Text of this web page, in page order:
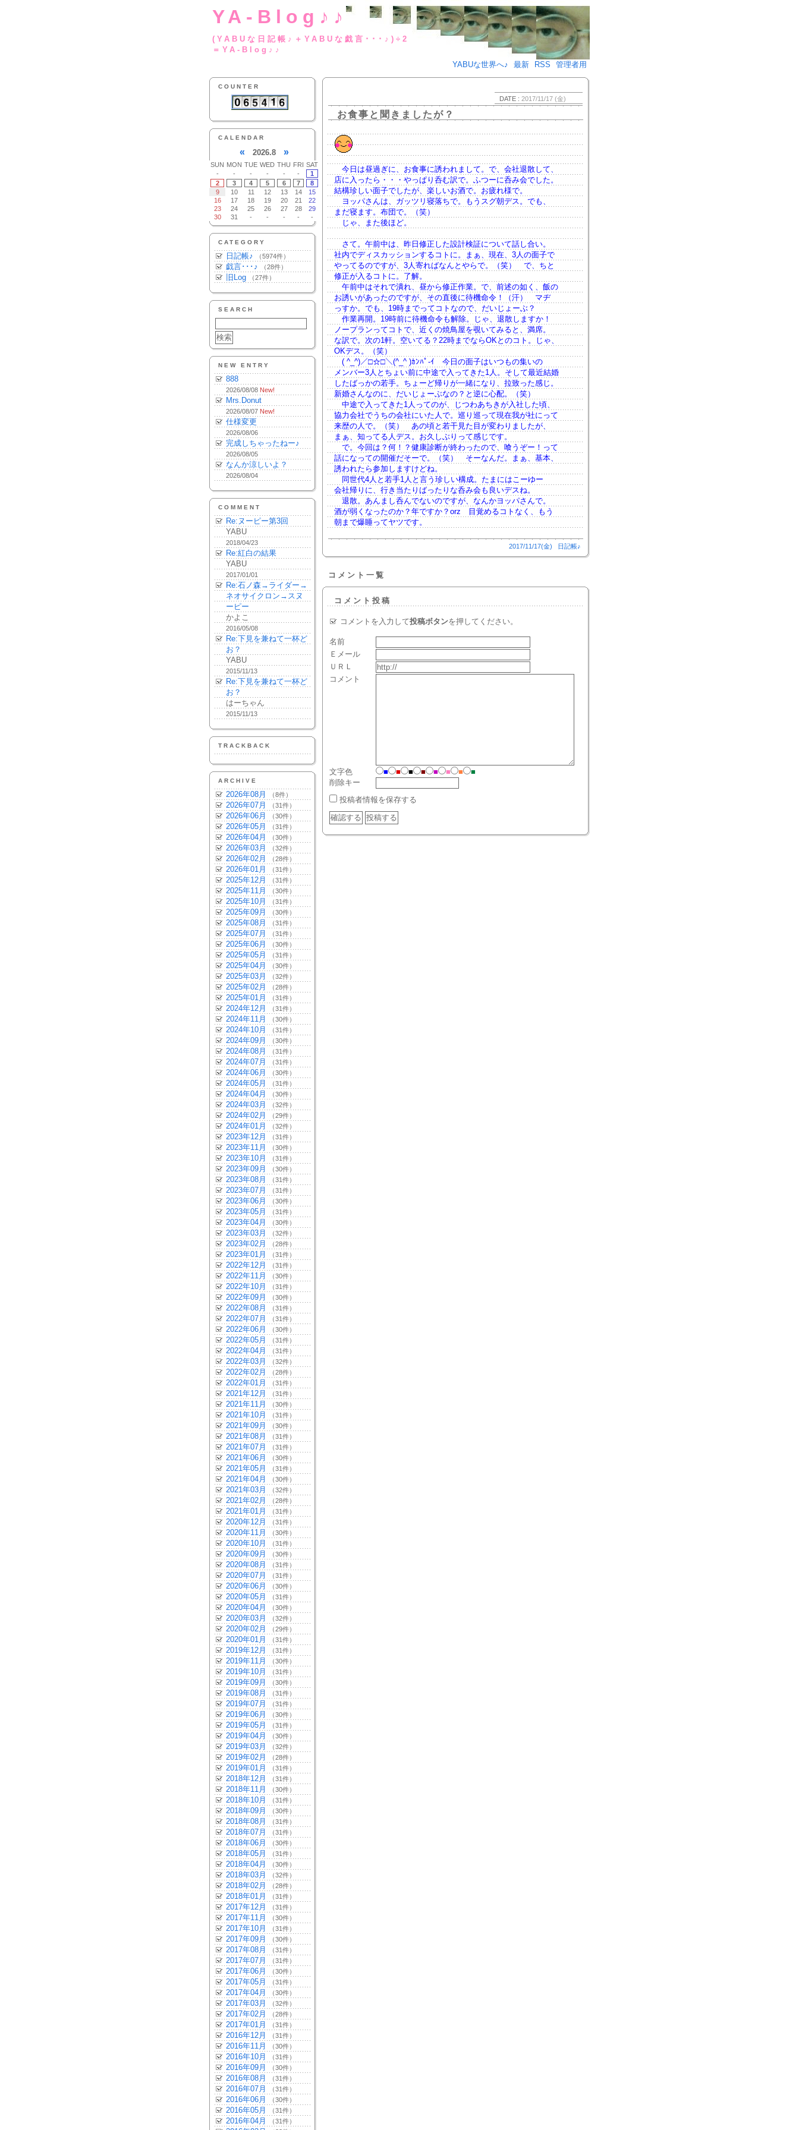
YA-Blog♪♪
(YABUな日記帳♪＋YABUな戯言･･･♪)÷2
＝YA-Blog♪♪
YABUな世界へ♪
最新 RSS 管理者用
COUNTER
CALENDAR
« 2026.8 »
SUN MON TUE WED THU FRI SAT
-
- - - - -
1
2
3 4 5 6 7
8
9
10 11 12 13 14
15
16
17 18 19 20 21
22
23
24 25 26 27 28
29
30
31 - - - - -
CATEGORY
日記帳♪ （5974件）
戯言･･･♪ （28件）
旧Log （27件）
SEARCH
NEW ENTRY
888
2026/08/08 New!
Mrs.Donut
2026/08/07 New!
仕様変更
2026/08/06
完成しちゃったねー♪
2026/08/05
なんか涼しいよ？
2026/08/04
COMMENT
Re:ヌーピー第3回
YABU
2018/04/23
Re:紅白の結果
YABU
2017/01/01
Re:石ノ森→ライダー→
ネオサイクロン→スヌ
ーピー
かよこ
2016/05/08
Re:下見を兼ねて一杯ど
お？
YABU
2015/11/13
Re:下見を兼ねて一杯ど
お？
はーちゃん
2015/11/13
TRACKBACK
ARCHIVE
2026年08月 （8件）
2026年07月 （31件）
2026年06月 （30件）
2026年05月 （31件）
2026年04月 （30件）
2026年03月 （32件）
2026年02月 （28件）
2026年01月 （31件）
2025年12月 （31件）
2025年11月 （30件）
2025年10月 （31件）
2025年09月 （30件）
2025年08月 （31件）
2025年07月 （31件）
2025年06月 （30件）
2025年05月 （31件）
2025年04月 （30件）
2025年03月 （32件）
2025年02月 （28件）
2025年01月 （31件）
2024年12月 （31件）
2024年11月 （30件）
2024年10月 （31件）
2024年09月 （30件）
2024年08月 （31件）
2024年07月 （31件）
2024年06月 （30件）
2024年05月 （31件）
2024年04月 （30件）
2024年03月 （32件）
2024年02月 （29件）
2024年01月 （32件）
2023年12月 （31件）
2023年11月 （30件）
2023年10月 （31件）
2023年09月 （30件）
2023年08月 （31件）
2023年07月 （31件）
2023年06月 （30件）
2023年05月 （31件）
2023年04月 （30件）
2023年03月 （32件）
2023年02月 （28件）
2023年01月 （31件）
2022年12月 （31件）
2022年11月 （30件）
2022年10月 （31件）
2022年09月 （30件）
2022年08月 （31件）
2022年07月 （31件）
2022年06月 （30件）
2022年05月 （31件）
2022年04月 （31件）
2022年03月 （32件）
2022年02月 （28件）
2022年01月 （31件）
2021年12月 （31件）
2021年11月 （30件）
2021年10月 （31件）
2021年09月 （30件）
2021年08月 （31件）
2021年07月 （31件）
2021年06月 （30件）
2021年05月 （31件）
2021年04月 （30件）
2021年03月 （32件）
2021年02月 （28件）
2021年01月 （31件）
2020年12月 （31件）
2020年11月 （30件）
2020年10月 （31件）
2020年09月 （30件）
2020年08月 （31件）
2020年07月 （31件）
2020年06月 （30件）
2020年05月 （31件）
2020年04月 （30件）
2020年03月 （32件）
2020年02月 （29件）
2020年01月 （31件）
2019年12月 （31件）
2019年11月 （30件）
2019年10月 （31件）
2019年09月 （30件）
2019年08月 （31件）
2019年07月 （31件）
2019年06月 （30件）
2019年05月 （31件）
2019年04月 （30件）
2019年03月 （32件）
2019年02月 （28件）
2019年01月 （31件）
2018年12月 （31件）
2018年11月 （30件）
2018年10月 （31件）
2018年09月 （30件）
2018年08月 （31件）
2018年07月 （31件）
2018年06月 （30件）
2018年05月 （31件）
2018年04月 （30件）
2018年03月 （32件）
2018年02月 （28件）
2018年01月 （31件）
2017年12月 （31件）
2017年11月 （30件）
2017年10月 （31件）
2017年09月 （30件）
2017年08月 （31件）
2017年07月 （31件）
2017年06月 （30件）
2017年05月 （31件）
2017年04月 （30件）
2017年03月 （32件）
2017年02月 （28件）
2017年01月 （31件）
2016年12月 （31件）
2016年11月 （30件）
2016年10月 （31件）
2016年09月 （30件）
2016年08月 （31件）
2016年07月 （31件）
2016年06月 （30件）
2016年05月 （31件）
2016年04月 （31件）
DATE : 2017/11/17 (金)
お食事と聞きましたが？
今日は昼過ぎに、お食事に誘われまして。で、会社退散して、
店に入ったら・・・やっぱり呑む訳で。ふつーに呑み会でした。
結構珍しい面子でしたが、楽しいお酒で。お疲れ様で。
ヨッパさんは、ガッツリ寝落ちで。もうスグ朝デス。でも、
まだ寝ます。布団で。（笑）
じゃ、また後ほど。
さて。午前中は、昨日修正した設計検証について話し合い。
社内でディスカッションするコトに。まぁ、現在、3人の面子で
やってるのですが、3人寄ればなんとやらで。（笑） で、ちと
修正が入るコトに。了解。
午前中はそれで潰れ、昼から修正作業。で、前述の如く、飯の
お誘いがあったのですが、その直後に待機命令！（汗） マヂ
っすか。でも、19時までってコトなので、だいじょーぶ？
作業再開。19時前に待機命令も解除。じゃ、退散しますか！
ノープランってコトで、近くの焼鳥屋を覗いてみると、満席。
な訳で。次の1軒。空いてる？22時までならOKとのコト。じゃ、
OKデス。（笑）
( ^_^)／□☆□＼(^_^ )ｶﾝﾊﾟ-ｲ 今日の面子はいつもの集いの
メンバー3人とちょい前に中途で入ってきた1人。そして最近結婚
したばっかの若手。ちょーど帰りが一緒になり、拉致った感じ。
新婚さんなのに、だいじょーぶなの？と逆に心配。（笑）
中途で入ってきた1人ってのが、じつわあちきが入社した頃、
協力会社でうちの会社にいた人で。巡り巡って現在我が社にって
来歴の人で。（笑） あの頃と若干見た目が変わりましたが、
まぁ、知ってる人デス。お久しぶりって感じです。
で。今回は？何！？健康診断が終わったので、喰うぞー！って
話になっての開催だそーで。（笑） そーなんだ。まぁ、基本、
誘われたら参加しますけどね。
同世代4人と若手1人と言う珍しい構成。たまにはこーゆー
会社帰りに、行き当たりばったりな呑み会も良いデスね。
退散。あんまし呑んでないのですが、なんかヨッパさんで。
酒が弱くなったのか？年ですか？orz 目覚めるコトなく、もう
朝まで爆睡ってヤツです。
2017/11/17(金) 日記帳♪
コメント一覧
コメント投稿
コメントを入力して投稿ボタンを押してください。
名前
Ｅメール
ＵＲＬ
コメント
文字色 ■ ■ ■ ■ ■ ■ ■
■
削除キー
投稿者情報を保存する